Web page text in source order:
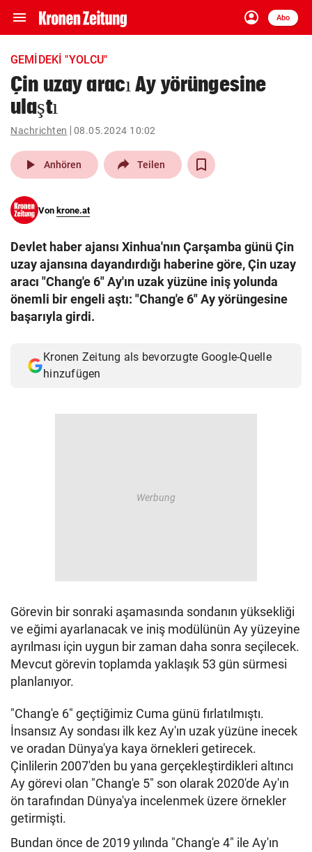
menu Navigation
ein-/ausklappen
account_circle
Anmelden
Abo
close Schließen
account_circle Anmelden
pin_drop
Wien arrow_right
search
eingeben
© Krone Multimedia GmbH & Co KG 2026
GEMIDEKI "YOLCU"
Çin uzay aracı Ay yörüngesine
ulaştı
Nachrichten 08.05.2024 10:02
play_arrow Anhören Teilen
Von krone.at
Devlet haber ajansı Xinhua'nın Çarşamba günü Çin
uzay ajansına dayandırdığı haberine göre, Çin uzay
aracı "Chang'e 6" Ay'ın uzak yüzüne iniş yolunda
önemli bir engeli aştı: "Chang'e 6" Ay yörüngesine
başarıyla girdi.
Kronen Zeitung als bevorzugte Google-Quelle
hinzufügen
Görevin bir sonraki aşamasında sondanın yüksekliği
ve eğimi ayarlanacak ve iniş modülünün Ay yüzeyine
ayrılması için uygun bir zaman daha sonra seçilecek.
Mevcut görevin toplamda yaklaşık 53 gün sürmesi
planlanıyor.
"Chang'e 6" geçtiğimiz Cuma günü fırlatılmıştı.
İnsansız Ay sondası ilk kez Ay'ın uzak yüzüne inecek
ve oradan Dünya'ya kaya örnekleri getirecek.
Çinlilerin 2007'den bu yana gerçekleştirdikleri altıncı
Ay görevi olan "Chang'e 5" son olarak 2020'de Ay'ın
ön tarafından Dünya'ya incelenmek üzere örnekler
getirmişti.
Bundan önce de 2019 yılında "Chang'e 4" ile Ay'ın